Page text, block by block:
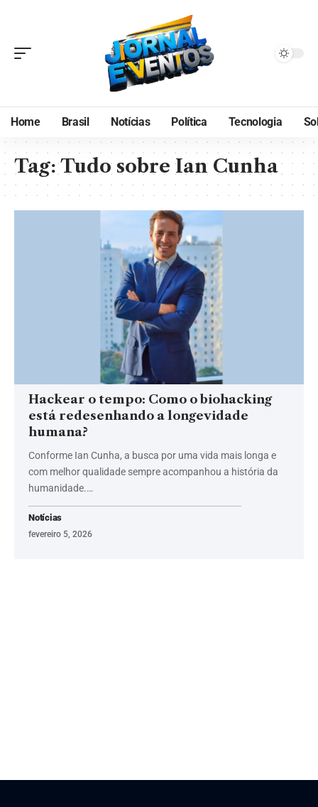
Home Brasil Notícias Política Tecnologia
Tag:Tudo sobre Ian Cunha
Hackear o tempo: Como o biohacking
está redesenhando a longevidade
humana?
Conforme Ian Cunha, a busca por uma vida mais longa e
com melhor qualidade sempre acompanhou a história da
humanidade.…
Notícias
fevereiro 5, 2026